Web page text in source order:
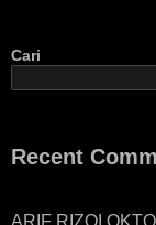
Cari
Recent